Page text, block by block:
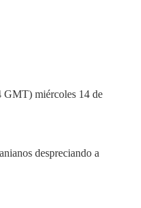
GMT) miércoles 14 de